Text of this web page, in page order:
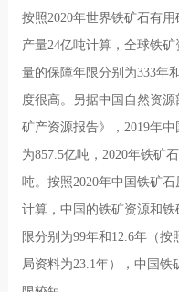
按照2020年世界铁矿石有用
产量24亿吨计算，全球铁
量的保障年限分别为333年
度很高。另据中国自然资源
矿产资源报告》，2019年
为857.5亿吨，2020年铁矿
吨。按照2020年中国铁矿
计算，中国的铁矿资源和
限分别为99年和12.6年（按
局资料为23.1年），中国铁